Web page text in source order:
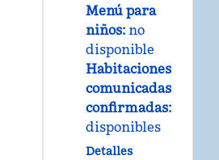
Menú para
niños: no
disponible
Habitaciones
comunicadas
confirmadas:
disponibles
Detalles